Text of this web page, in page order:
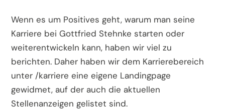
Wenn es um Positives geht, warum man seine
Karriere bei Gottfried Stehnke starten oder
weiterentwickeln kann, haben wir viel zu
berichten. Daher haben wir dem Karrierebereich
unter /karriere eine eigene Landingpage
gewidmet, auf der auch die aktuellen
Stellenanzeigen gelistet sind.